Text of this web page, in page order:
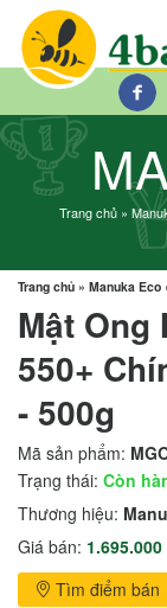
Trang chủ»
Trang chủ » Manuka Eco
Mật Ong
550+
- 500g
Mã sản phẩm:
Trạng thái: Còn
Thương hiệu:
Giá bán:
Tìm điểm bán